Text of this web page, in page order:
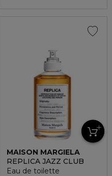
MAISON MARGIELA
REPLICA JAZZ CLUB
Eau de toilette